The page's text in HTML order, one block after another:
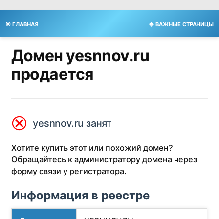
🎯 ГЛАВНАЯ 🌟 ВАЖНЫЕ СТРАНИЦЫ
Домен yesnnov.ru
продается
⮿ yesnnov.ru занят
Хотите купить этот или похожий домен?
Обращайтесь к администратору домена через
форму связи у регистратора.
Информация в реестре